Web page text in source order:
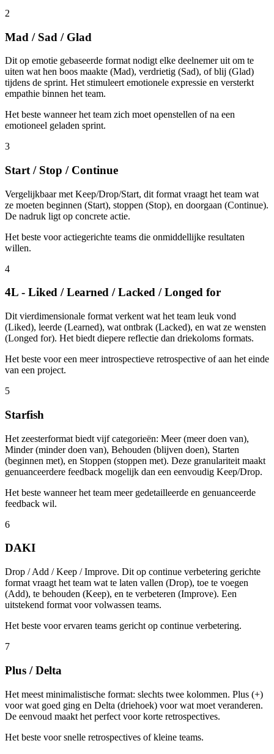
2
Mad / Sad / Glad
Dit op emotie gebaseerde format nodigt elke deelnemer uit om te
uiten wat hen boos maakte (Mad), verdrietig (Sad), of blij (Glad)
tijdens de sprint. Het stimuleert emotionele expressie en versterkt
empathie binnen het team.
Het beste wanneer het team zich moet openstellen of na een
emotioneel geladen sprint.
3
Start / Stop / Continue
Vergelijkbaar met Keep/Drop/Start, dit format vraagt het team wat
ze moeten beginnen (Start), stoppen (Stop), en doorgaan (Continue).
De nadruk ligt op concrete actie.
Het beste voor actiegerichte teams die onmiddellijke resultaten
willen.
4
4L - Liked / Learned / Lacked / Longed for
Dit vierdimensionale format verkent wat het team leuk vond
(Liked), leerde (Learned), wat ontbrak (Lacked), en wat ze wensten
(Longed for). Het biedt diepere reflectie dan driekoloms formats.
Het beste voor een meer introspectieve retrospective of aan het einde
van een project.
5
Starfish
Het zeesterformat biedt vijf categorieën: Meer (meer doen van),
Minder (minder doen van), Behouden (blijven doen), Starten
(beginnen met), en Stoppen (stoppen met). Deze granulariteit maakt
genuanceerdere feedback mogelijk dan een eenvoudig Keep/Drop.
Het beste wanneer het team meer gedetailleerde en genuanceerde
feedback wil.
6
DAKI
Drop / Add / Keep / Improve. Dit op continue verbetering gerichte
format vraagt het team wat te laten vallen (Drop), toe te voegen
(Add), te behouden (Keep), en te verbeteren (Improve). Een
uitstekend format voor volwassen teams.
Het beste voor ervaren teams gericht op continue verbetering.
7
Plus / Delta
Het meest minimalistische format: slechts twee kolommen. Plus (+)
voor wat goed ging en Delta (driehoek) voor wat moet veranderen.
De eenvoud maakt het perfect voor korte retrospectives.
Het beste voor snelle retrospectives of kleine teams.